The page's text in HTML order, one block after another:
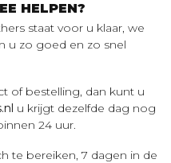
HELPEN?
staat voor u klaar, we
u zo goed en zo snel
of bestelling, dan kunt u
u krijgt dezelfde dag nog
24 uur.
te bereiken, 7 dagen in de